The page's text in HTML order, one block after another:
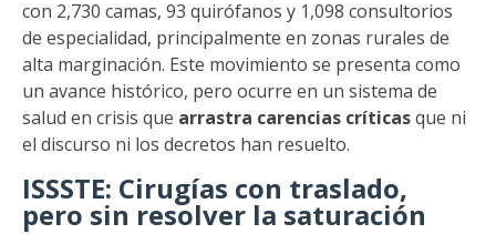
con 2,730 camas, 93 quirófanos y 1,098 consultorios
de especialidad, principalmente en zonas rurales de
alta marginación. Este movimiento se presenta como
un avance histórico, pero ocurre en un sistema de
salud en crisis que arrastra carencias críticasque ni
el discurso ni los decretos han resuelto.
ISSSTE: Cirugías con traslado,
pero sin resolver la saturación